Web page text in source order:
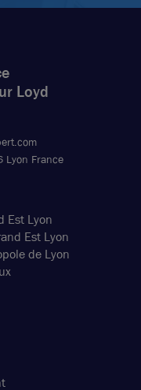
Loyd
Lyon France
Est Lyon
Est Lyon
de Lyon